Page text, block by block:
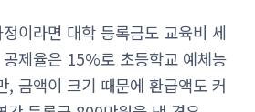
이라면 대학 등록금도 교육비 세
제율은 15%로 초등학교 예체능
, 금액이 크기 때문에 환급액도 커